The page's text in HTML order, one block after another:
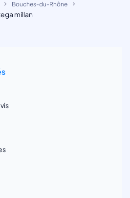
Bouches-du-Rhône
millan